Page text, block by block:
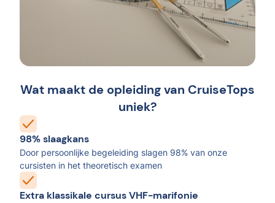
Wat maakt de opleiding van CruiseTops
uniek?
98% slaagkans
Door persoonlijke begeleiding slagen 98% van onze
cursisten in het theoretisch examen
Extra klassikale cursus VHF-marifonie